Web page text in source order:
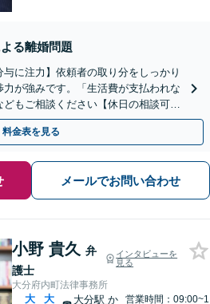
る離婚問題
与に注力】依頼者の取り分をしっかり
が強みです。「生活費が支払われな
もご相談ください【休日の相談可
料金表を見る
メールでお問い合わせ
小野 貴久 弁
護士
インタビューを
見る
大分府内町法律事務所
大
大
大分駅 か
営業時間：09:00~1